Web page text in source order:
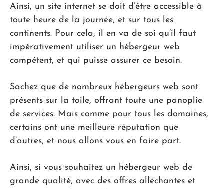
Ainsi, un site internet se doit d’être accessible à
toute heure de la journée, et sur tous les
continents. Pour cela, il en va de soi qu’il faut
impérativement utiliser un hébergeur web
compétent, et qui puisse assurer ce besoin.
Sachez que de nombreux hébergeurs web sont
présents sur la toile, offrant toute une panoplie
de services. Mais comme pour tous les domaines,
certains ont une meilleure réputation que
d’autres, et nous allons vous en faire part.
Ainsi, si vous souhaitez un hébergeur web de
grande qualité, avec des offres alléchantes et